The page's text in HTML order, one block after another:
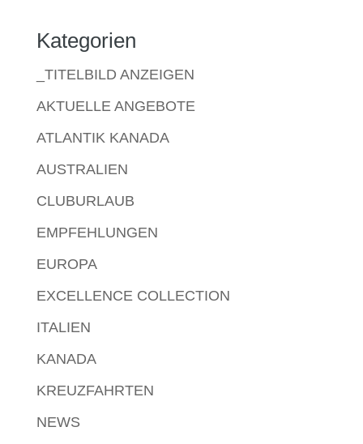
Kategorien
_TITELBILD ANZEIGEN
AKTUELLE ANGEBOTE
ATLANTIK KANADA
AUSTRALIEN
CLUBURLAUB
EMPFEHLUNGEN
EUROPA
EXCELLENCE COLLECTION
ITALIEN
KANADA
KREUZFAHRTEN
NEWS